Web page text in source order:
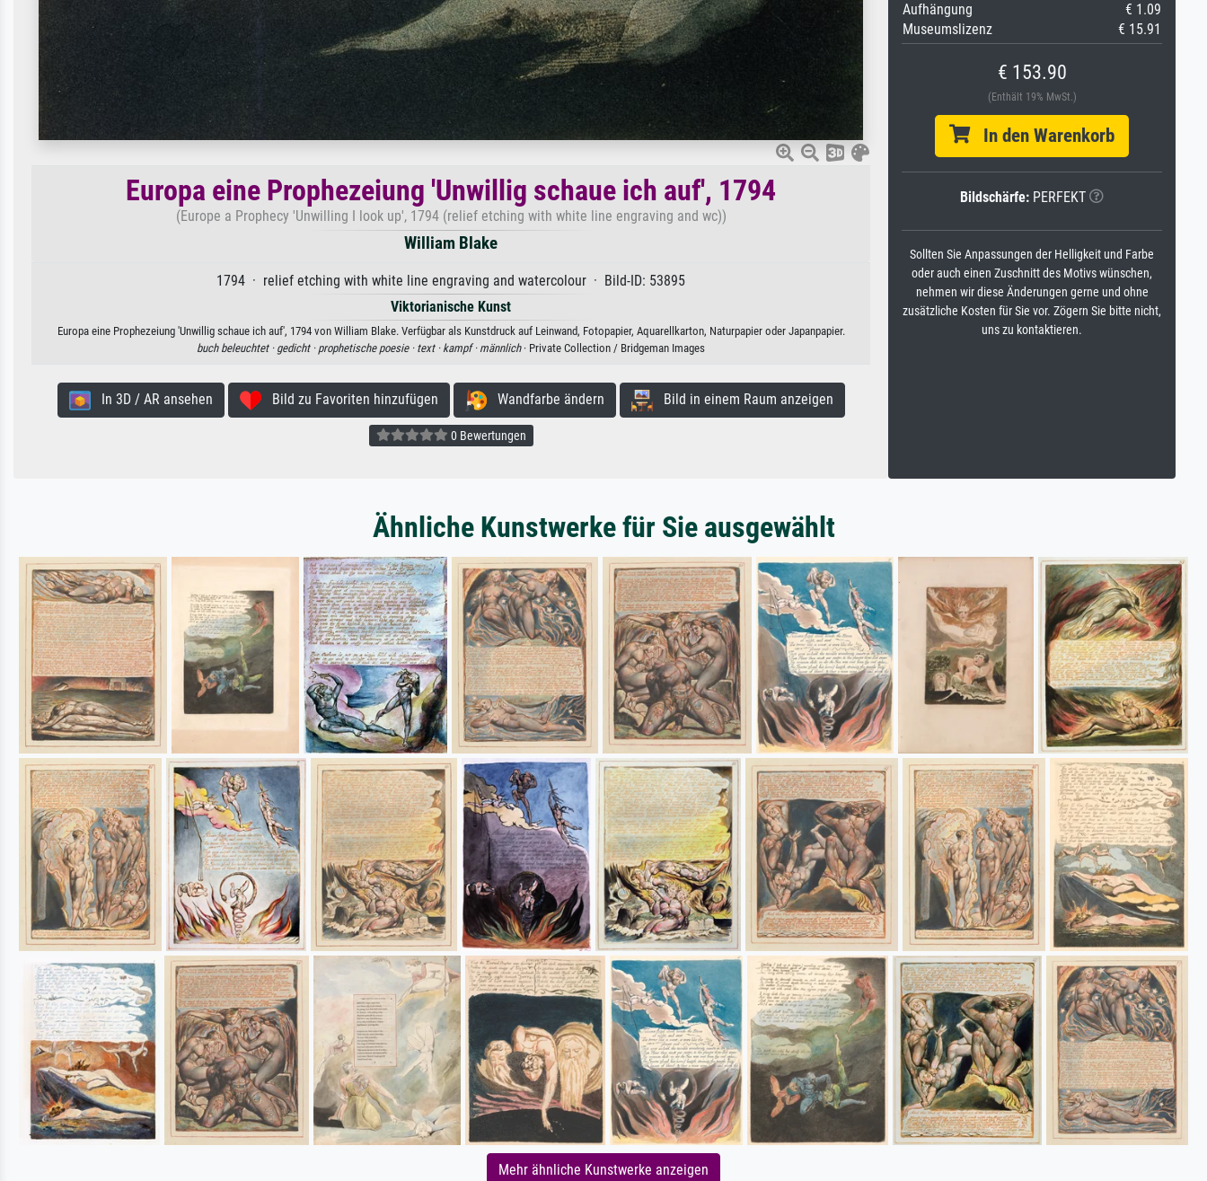
Europa eine Prophezeiung 'Unwillig schaue ich auf', 1794
(Europe a Prophecy 'Unwilling I look up', 1794 (relief etching with white line engraving and wc))
William Blake
1794 · relief etching with white line engraving and watercolour · Bild-ID: 53895
Viktorianische Kunst
Europa eine Prophezeiung 'Unwillig schaue ich auf', 1794 von William Blake. Verfügbar als Kunstdruck auf Leinwand, Fotopapier, Aquarellkarton, Naturpapier oder Japanpapier.
buch beleuchtet · gedicht · prophetische poesie · text · kampf · männlich· Private Collection / Bridgeman Images
In 3D / AR ansehen Bild zu Favoriten hinzufügen Wandfarbe ändern Bild in einem Raum anzeigen
0 Bewertungen
Aufhängung
€ 1.09
Museumslizenz
€ 15.91
€ 153.90
(Enthält 19% MwSt.)
In den Warenkorb
Bildschärfe: PERFEKT
Sollten Sie Anpassungen der Helligkeit und Farbe
oder auch einen Zuschnitt des Motivs wünschen,
nehmen wir diese Änderungen gerne und ohne
zusätzliche Kosten für Sie vor. Zögern Sie bitte nicht,
uns zu kontaktieren.
Ähnliche Kunstwerke für Sie ausgewählt
Mehr ähnliche Kunstwerke anzeigen